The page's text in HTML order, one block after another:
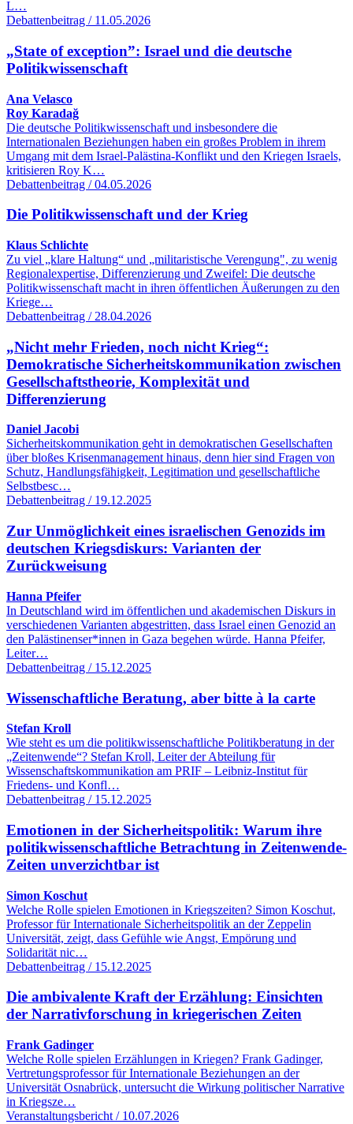
L…
Debattenbeitrag / 11.05.2026
„State of exception”: Israel und die deutsche
Politikwissenschaft
Ana Velasco
Roy Karadağ
Die deutsche Politikwissenschaft und insbesondere die
Internationalen Beziehungen haben ein großes Problem in ihrem
Umgang mit dem Israel-Palästina-Konflikt und den Kriegen Israels,
kritisieren Roy K…
Debattenbeitrag / 04.05.2026
Die Politikwissenschaft und der Krieg
Klaus Schlichte
Zu viel „klare Haltung“ und „militaristische Verengung", zu wenig
Regionalexpertise, Differenzierung und Zweifel: Die deutsche
Politikwissenschaft macht in ihren öffentlichen Äußerungen zu den
Kriege…
Debattenbeitrag / 28.04.2026
„Nicht mehr Frieden, noch nicht Krieg“:
Demokratische Sicherheitskommunikation zwischen
Gesellschaftstheorie, Komplexität und
Differenzierung
Daniel Jacobi
Sicherheitskommunikation geht in demokratischen Gesellschaften
über bloßes Krisenmanagement hinaus, denn hier sind Fragen von
Schutz, Handlungsfähigkeit, Legitimation und gesellschaftliche
Selbstbesc…
Debattenbeitrag / 19.12.2025
Zur Unmöglichkeit eines israelischen Genozids im
deutschen Kriegsdiskurs: Varianten der
Zurückweisung
Hanna Pfeifer
In Deutschland wird im öffentlichen und akademischen Diskurs in
verschiedenen Varianten abgestritten, dass Israel einen Genozid an
den Palästinenser*innen in Gaza begehen würde. Hanna Pfeifer,
Leiter…
Debattenbeitrag / 15.12.2025
Wissenschaftliche Beratung, aber bitte à la carte
Stefan Kroll
Wie steht es um die politikwissenschaftliche Politikberatung in der
„Zeitenwende“? Stefan Kroll, Leiter der Abteilung für
Wissenschaftskommunikation am PRIF – Leibniz-Institut für
Friedens- und Konfl…
Debattenbeitrag / 15.12.2025
Emotionen in der Sicherheitspolitik: Warum ihre
politikwissenschaftliche Betrachtung in Zeitenwende-
Zeiten unverzichtbar ist
Simon Koschut
Welche Rolle spielen Emotionen in Kriegszeiten? Simon Koschut,
Professor für Internationale Sicherheitspolitik an der Zeppelin
Universität, zeigt, dass Gefühle wie Angst, Empörung und
Solidarität nic…
Debattenbeitrag / 15.12.2025
Die ambivalente Kraft der Erzählung: Einsichten
der Narrativforschung in kriegerischen Zeiten
Frank Gadinger
Welche Rolle spielen Erzählungen in Kriegen? Frank Gadinger,
Vertretungsprofessor für Internationale Beziehungen an der
Universität Osnabrück, untersucht die Wirkung politischer Narrative
in Kriegsze…
Veranstaltungsbericht / 10.07.2026